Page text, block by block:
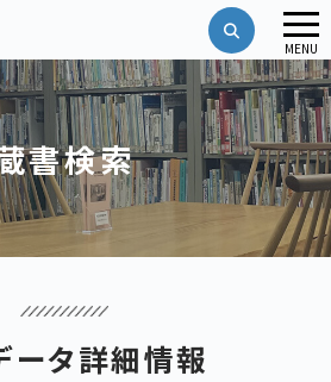
書検索
ータ詳細情報
メ
ニ
ュ
ー
MENU